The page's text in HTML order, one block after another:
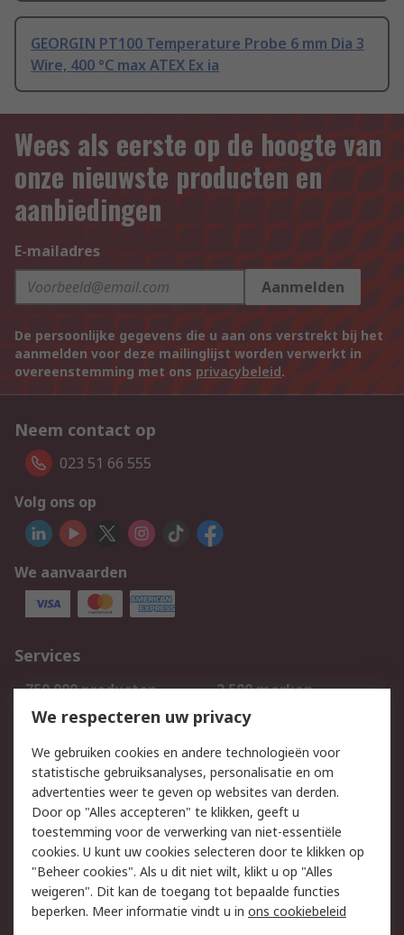
GEORGIN PT100 Temperature Probe 6 mm Dia 3
Wire, 400 °C max ATEX Ex ia
Wees als eerste op de hoogte van
onze nieuwste producten en
aanbiedingen
E-mailadres
Aanmelden
De persoonlijke gegevens die u aan ons verstrekt bij het
aanmelden voor deze mailinglijst worden verwerkt in
overeenstemming met ons privacybeleid.
Neem contact op
023 51 66 555
Volg ons op
We aanvaarden
Services
750.000 producten
2.500 merken
Bestellen
Inkoopoplossingen
Track & Trace
Wettelijk
Cookiebeleid
Email veiligheid
Privacybeleid
Websitevoorwaarden
Algemene
verkoopvoorwaarden
We respecteren uw privacy
We gebruiken cookies en andere technologieën voor
statistische gebruiksanalyses, personalisatie en om
advertenties weer te geven op websites van derden.
Door op "Alles accepteren" te klikken, geeft u
toestemming voor de verwerking van niet-essentiële
cookies. U kunt uw cookies selecteren door te klikken op
"Beheer cookies". Als u dit niet wilt, klikt u op "Alles
weigeren". Dit kan de toegang tot bepaalde functies
beperken. Meer informatie vindt u in ons cookiebeleid